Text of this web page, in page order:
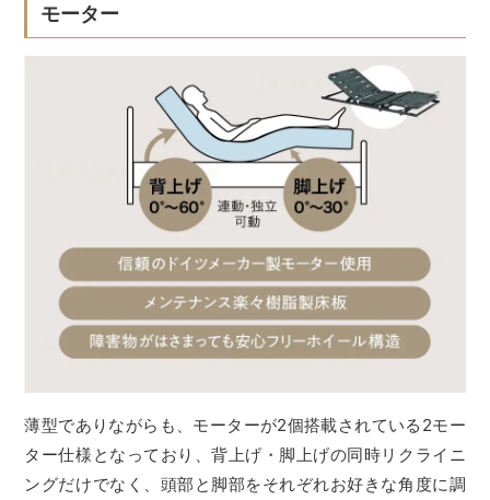
モーター
薄型でありながらも、モーターが2個搭載されている2モー
ター仕様となっており、背上げ・脚上げの同時リクライニ
ングだけでなく、頭部と脚部をそれぞれお好きな角度に調